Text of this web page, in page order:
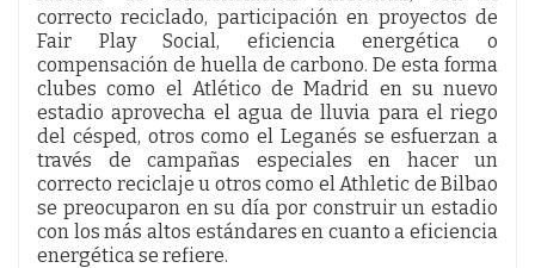
correcto reciclado, participación en proyectos de
Fair Play Social, eficiencia energética o
compensación de huella de carbono. De esta forma
clubes como el Atlético de Madrid en su nuevo
estadio aprovecha el agua de lluvia para el riego
del césped, otros como el Leganés se esfuerzan a
través de campañas especiales en hacer un
correcto reciclaje u otros como el Athletic de Bilbao
se preocuparon en su día por construir un estadio
con los más altos estándares en cuanto a eficiencia
energética se refiere.